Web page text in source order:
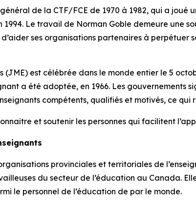
de la CTF/FCE de 1970 à 1982, qui a
Le travail de Norman Goble demeure une
ses organisations partenaires à perpétuer
(JME) est célébrée dans le monde entier le 5
a été adoptée, en 1966. Les gouvernements
compétents, qualifiés et motivés, ce qui
et soutenir les personnes qui facilitent
provinciales et territoriales de
du secteur de l’éducation au Canada.
le personnel de l’éducation de par le monde.